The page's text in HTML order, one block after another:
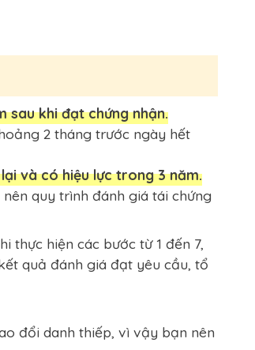
sau khi đạt chứng nhận.
2 tháng trước ngày hết
và có hiệu lực trong 3 năm.
quy trình đánh giá tái chứng
thực hiện các bước từ 1 đến 7,
quả đánh giá đạt yêu cầu, tổ
đổi danh thiếp, vì vậy bạn nên